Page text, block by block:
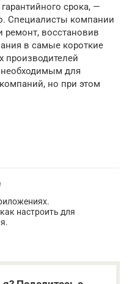
срока, —
Специалисты компании
ремонт, восстановив
в самые короткие
производителей
для
но при этом
настроить для